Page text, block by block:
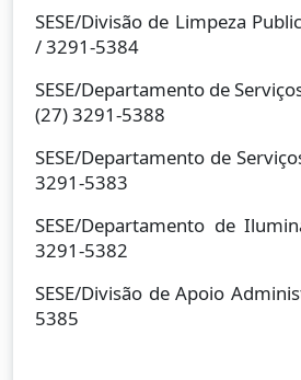
SESE/Divisão de Limpeza
/ 3291-5384
SESE/Departamento de
(27) 3291-5388
SESE/Departamento de
3291-5383
SESE/Departamento de
3291-5382
SESE/Divisão de Apoio
5385